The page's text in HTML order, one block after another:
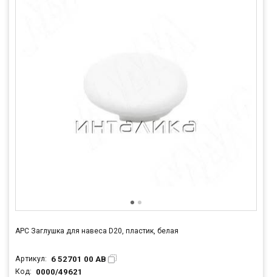
APC Заглушка для навеса D20, пластик, белая
Артикул: 6 52701 00 AB
Код: 0000/49621